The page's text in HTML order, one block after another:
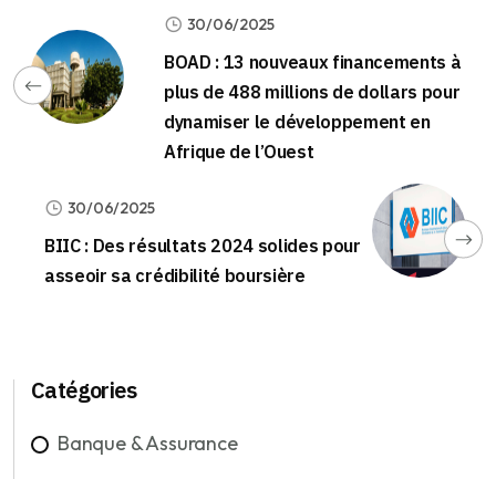
30/06/2025
BOAD : 13 nouveaux financements à
plus de 488 millions de dollars pour
dynamiser le développement en
Afrique de l’Ouest
30/06/2025
BIIC : Des résultats 2024 solides pour
asseoir sa crédibilité boursière
Catégories
Banque & Assurance